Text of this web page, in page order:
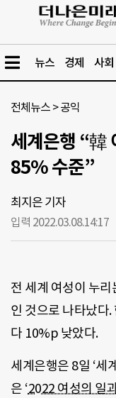
뉴스 경제 사회
전체뉴스 >공익
세계은행 “韓
85% 수준”
최지은 기자
입력 2022.03.08.14:17
전 세계 여성이 누
인 것으로 나타났다
다 10%p 낮았다.
세계은행은 8일 ‘세
은 ‘2022 여성의 일